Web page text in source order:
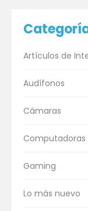
Artículos de
Audífonos
Cámaras
Computadoras
Gaming
Lo más nuevo